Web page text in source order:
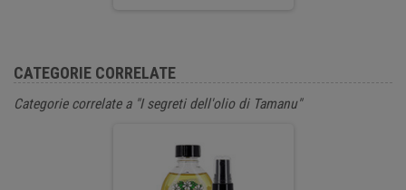
CATEGORIE CORRELATE
Categorie correlate a "I segreti dell'olio di Tamanu"